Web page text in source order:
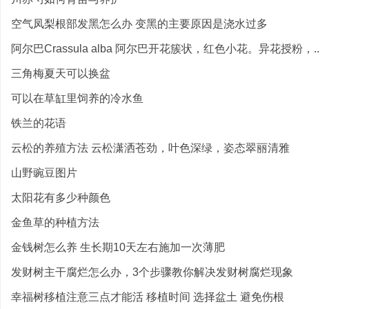
空气凤梨根部发黑怎么办 变黑的主要原因是浇水过多
阿尔巴Crassula alba 阿尔巴开花簇状，红色小花。异花授粉，..
三角梅夏天可以换盆
可以在草缸里饲养的冷水鱼
铁兰的花语
云松的养殖方法 云松潇洒苍劲，叶色深绿，姿态翠丽清雅
山野豌豆图片
太阳花有多少种颜色
金鱼草的种植方法
金钱树怎么养 生长期10天左右施加一次薄肥
发财树主干腐烂怎么办，3个步骤教你解决发财树腐烂现象
幸福树移植注意三点才能活 移植时间 选择盆土 避免伤根